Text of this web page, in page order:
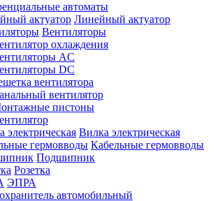
автоматы
Линейный актуатор
Вентиляторы
охлаждения
AC
DC
вентилятора
вентилятор
пистоны
Вилка электрическая
Кабельные гермовводы
Подшипник
Розетка
ЭПРА